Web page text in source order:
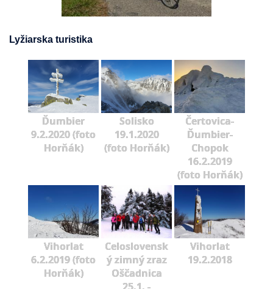
Lyžiarska turistika
Ďumbier
9.2.2020 (foto
Horňák)
Solisko
19.1.2020
(foto Horňák)
Čertovica-
Ďumbier-
Chopok
16.2.2019
(foto Horňák)
Vihorlat
6.2.2019 (foto
Horňák)
Celoslovensk
ý zimný zraz
Oščadnica
Vihorlat
19.2.2018